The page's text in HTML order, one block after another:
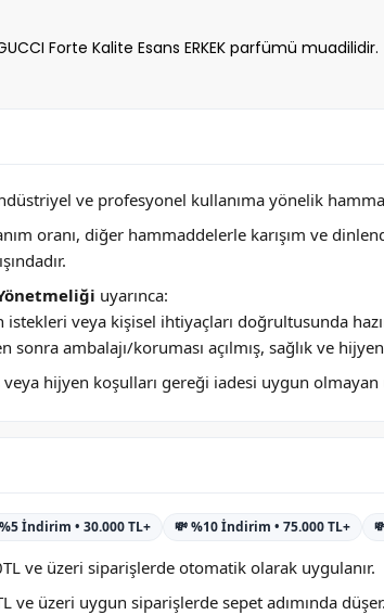
Forte Kalite Esans ERKEK parfümü muadilidir.
ve profesyonel kullanıma yönelik
oranı, diğer hammaddelerle karışım ve
uyarınca:
istekleri veya kişisel ihtiyaçları doğrultusunda
sonra ambalajı/koruması açılmış, sağlık ve
veya hijyen koşulları gereği iadesi uygun
İndirim • 30.000 TL+ 💸 %10 İndirim • 75.000 TL+
ve üzeri siparişlerde otomatik olarak uygulanır.
ve üzeri uygun siparişlerde sepet adımında düşer.